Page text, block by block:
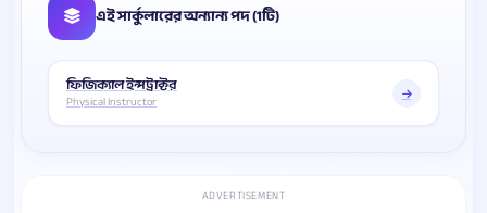
এই সার্কুলারের অন্যান্য পদ (1টি)
ফিজিক্যাল ইন্সট্রাক্টর
Physical Instructor
ADVERTISEMENT